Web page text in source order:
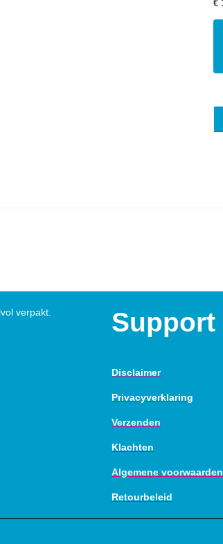
€
verpakt. Support
Disclaimer
Privacyverklaring
Verzenden
Klachten
Algemene voorwaarden
Retourbeleid